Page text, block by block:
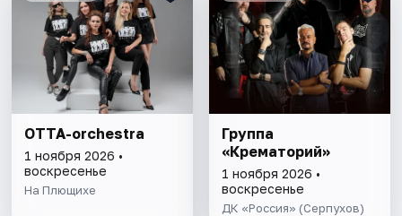
ОТТА-orchestra
1 ноября 2026 •
воскресенье
На Плющихе
Группа
«Крематорий»
1 ноября 2026 •
воскресенье
ДК «Россия» (Серпухов)